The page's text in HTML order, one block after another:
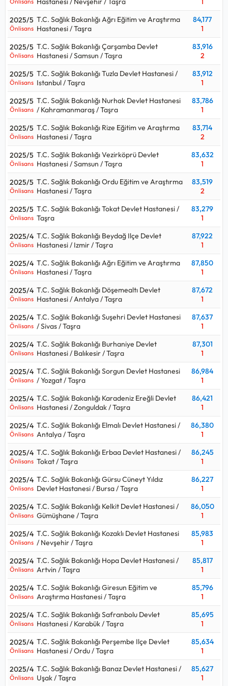
2025/5
Önlisans
T.C. Sağlık Bakanlığı Ağrı Eğitim ve Araştırma
Hastanesi / Taşra
84,177
1
2025/5
Önlisans
T.C. Sağlık Bakanlığı Çarşamba Devlet
Hastanesi / Samsun / Taşra
83,916
2
2025/5
Önlisans
T.C. Sağlık Bakanlığı Tuzla Devlet Hastanesi /
Istanbul / Taşra
83,912
1
2025/5
Önlisans
T.C. Sağlık Bakanlığı Nurhak Devlet Hastanesi
/ Kahramanmaraş / Taşra
83,786
1
2025/5
Önlisans
T.C. Sağlık Bakanlığı Rize Eğitim ve Araştırma
Hastanesi / Taşra
83,714
2
2025/5
Önlisans
T.C. Sağlık Bakanlığı Vezirköprü Devlet
Hastanesi / Samsun / Taşra
83,632
1
2025/5
Önlisans
T.C. Sağlık Bakanlığı Ordu Eğitim ve Araştırma
Hastanesi / Taşra
83,519
2
2025/5
Önlisans
T.C. Sağlık Bakanlığı Tokat Devlet Hastanesi /
Taşra
83,279
1
2025/4
Önlisans
T.C. Sağlık Bakanlığı Beydağ Ilçe Devlet
Hastanesi / Izmir / Taşra
87,922
1
2025/4
Önlisans
T.C. Sağlık Bakanlığı Ağrı Eğitim ve Araştırma
Hastanesi / Taşra
87,850
1
2025/4
Önlisans
T.C. Sağlık Bakanlığı Döşemealtı Devlet
Hastanesi / Antalya / Taşra
87,672
1
2025/4
Önlisans
T.C. Sağlık Bakanlığı Suşehri Devlet Hastanesi
/ Sivas / Taşra
87,637
1
2025/4
Önlisans
T.C. Sağlık Bakanlığı Burhaniye Devlet
Hastanesi / Balıkesir / Taşra
87,301
1
2025/4
Önlisans
T.C. Sağlık Bakanlığı Sorgun Devlet Hastanesi
/ Yozgat / Taşra
86,984
1
2025/4
Önlisans
T.C. Sağlık Bakanlığı Karadeniz Ereğli Devlet
Hastanesi / Zonguldak / Taşra
86,421
1
2025/4
Önlisans
T.C. Sağlık Bakanlığı Elmalı Devlet Hastanesi /
Antalya / Taşra
86,380
1
2025/4
Önlisans
T.C. Sağlık Bakanlığı Erbaa Devlet Hastanesi /
Tokat / Taşra
86,245
1
2025/4
Önlisans
T.C. Sağlık Bakanlığı Gürsu Cüneyt Yıldız
Devlet Hastanesi / Bursa / Taşra
86,227
1
2025/4
Önlisans
T.C. Sağlık Bakanlığı Kelkit Devlet Hastanesi /
Gümüşhane / Taşra
86,050
1
2025/4
Önlisans
T.C. Sağlık Bakanlığı Kozaklı Devlet Hastanesi
/ Nevşehir / Taşra
85,983
1
2025/4
Önlisans
T.C. Sağlık Bakanlığı Hopa Devlet Hastanesi /
Artvin / Taşra
85,817
1
2025/4
Önlisans
T.C. Sağlık Bakanlığı Giresun Eğitim ve
Araştırma Hastanesi / Taşra
85,796
1
2025/4
Önlisans
T.C. Sağlık Bakanlığı Safranbolu Devlet
Hastanesi / Karabük / Taşra
85,695
1
2025/4
Önlisans
T.C. Sağlık Bakanlığı Perşembe Ilçe Devlet
Hastanesi / Ordu / Taşra
85,634
1
2025/4
Önlisans
T.C. Sağlık Bakanlığı Banaz Devlet Hastanesi /
Uşak / Taşra
85,627
1